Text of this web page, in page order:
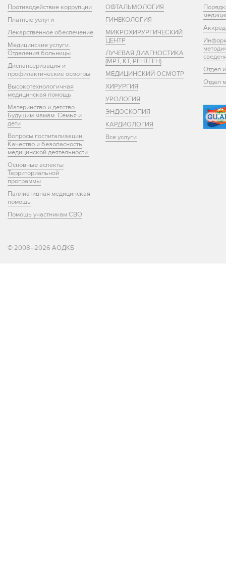
Противодействие коррупции
Платные услуги
Лекарственное обеспечение
Медицинские услуги.
Отделения больницы
Диспансеризация и
профилактические осмотры
Высокотехнологичная
медицинская помощь
Материнство и детство.
Будущим мамам. Семья и
дети
Вопросы госпитализации.
Качество и безопасность
медицинской деятельности.
Основные аспекты
Территориальной
программы
Паллиативная медицинская
помощь
Помощь участникам СВО
ОФТАЛЬМОЛОГИЯ
ГИНЕКОЛОГИЯ
МИКРОХИРУРГИЧЕСКИЙ
ЦЕНТР
ЛУЧЕВАЯ ДИАГНОСТИКА
(МРТ, КТ, РЕНТГЕН)
МЕДИЦИНСКИЙ ОСМОТР
ХИРУРГИЯ
УРОЛОГИЯ
ЭНДОСКОПИЯ
КАРДИОЛОГИЯ
Все услуги
Отдел
Отдел
© 2008–2026 АОДКБ